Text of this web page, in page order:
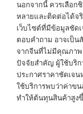
นอกจากนี้ ควรเลือก
หลายและติดต่อได้จ
เว็บไซต์ที่มีข้อมูลชัด
ตอบคำถาม อาจเป็
จากจีนที่ไม่มีคุณภาพ
ปัจจัยสำคัญ ผู้ใช้บริก
ประกาศราคาชัดเจน
ใช้บริการพบว่าค่าข
ทำให้ต้นทุนสินค้าสูง